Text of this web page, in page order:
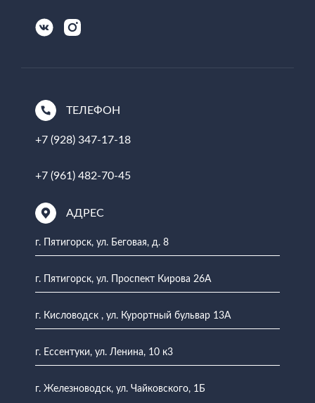
ТЕЛЕФОН
+7 (928) 347-17-18
+7 (961) 482-70-45
АДРЕС
г. Пятигорск, ул. Беговая, д. 8
г. Пятигорск, ул. Проспект Кирова 26А
г. Кисловодск , ул. Курортный бульвар 13А
г. Ессентуки, ул. Ленина, 10 к3
г. Железноводск, ул. Чайковского, 1Б